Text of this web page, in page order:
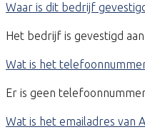
Waar is dit bedrijf
Het bedrijf is gevestigd
Wat is het
Er is geen
Wat is het emailadres van